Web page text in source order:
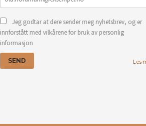
Jeg godtar at dere sender meg nyhetsbrev, og er
innforstått med vilkårene for bruk av personlig
informasjon
Les